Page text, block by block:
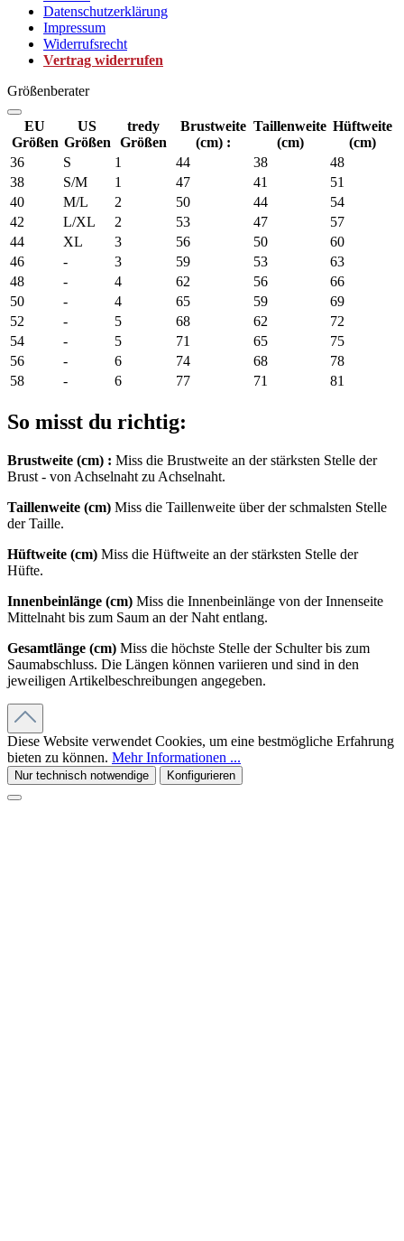
Datenschutzerklärung
Impressum
Widerrufsrecht
Vertrag widerrufen
Größenberater
EU
Größen
US
Größen
tredy
Größen
Brustweite
(cm) :
Taillenweite
(cm)
Hüftweite
(cm)
36
S 1 44 38
48
38
S/M 1 47 41
51
40
M/L 2 50 44
54
42
L/XL 2 53 47
57
44
XL 3 56 50
60
46
- 3 59 53
63
48
- 4 62 56
66
50
- 4 65 59
69
52
- 5 68 62
72
54
- 5 71 65
75
56
- 6 74 68
78
58
- 6 77 71 81
So misst du richtig:
Brustweite (cm) : Miss die Brustweite an der stärksten Stelle der
Brust - von Achselnaht zu Achselnaht.
Taillenweite (cm) Miss die Taillenweite über der schmalsten Stelle
der Taille.
Hüftweite (cm) Miss die Hüftweite an der stärksten Stelle der
Hüfte.
Innenbeinlänge (cm) Miss die Innenbeinlänge von der Innenseite
Mittelnaht bis zum Saum an der Naht entlang.
Gesamtlänge (cm) Miss die höchste Stelle der Schulter bis zum
Saumabschluss. Die Längen können variieren und sind in den
jeweiligen Artikelbeschreibungen angegeben.
Diese Website verwendet Cookies, um eine bestmögliche Erfahrung
bieten zu können. Mehr Informationen ...
Nur technisch notwendige Konfigurieren